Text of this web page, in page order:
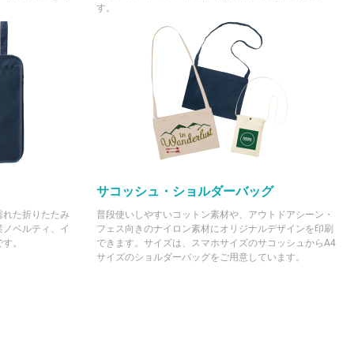
す。
た折りたたみ
ベルティ、イ
。
サコッシュ・ショルダーバッグ
普段使いしやすいコットン素材や、アウトドアシーン・
フェス向きのナイロン素材にオリジナルデザインを印刷
できます。サイズは、スマホサイズのサコッシュからA4
サイズのショルダーバッグをご用意しています。